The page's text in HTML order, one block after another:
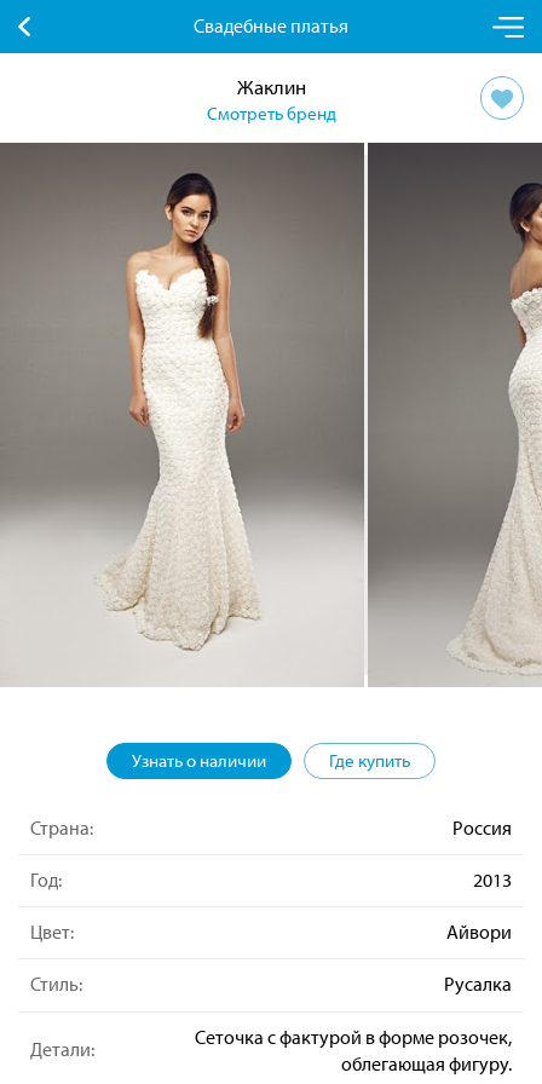
Свадебные платья
Жаклин
Смотреть бренд
Узнать о наличии Где купить
Страна: Россия
Год: 2013
Цвет: Айвори
Стиль: Русалка
Детали:
Сеточка с фактурой в форме розочек,
облегающая фигуру.